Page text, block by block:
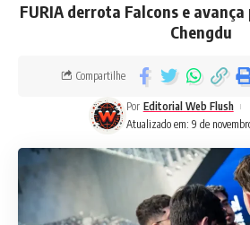
FURIA derrota Falcons e
Chengdu
Atualizado em: 9 de
Por Editorial Web Flush
Compartilhe